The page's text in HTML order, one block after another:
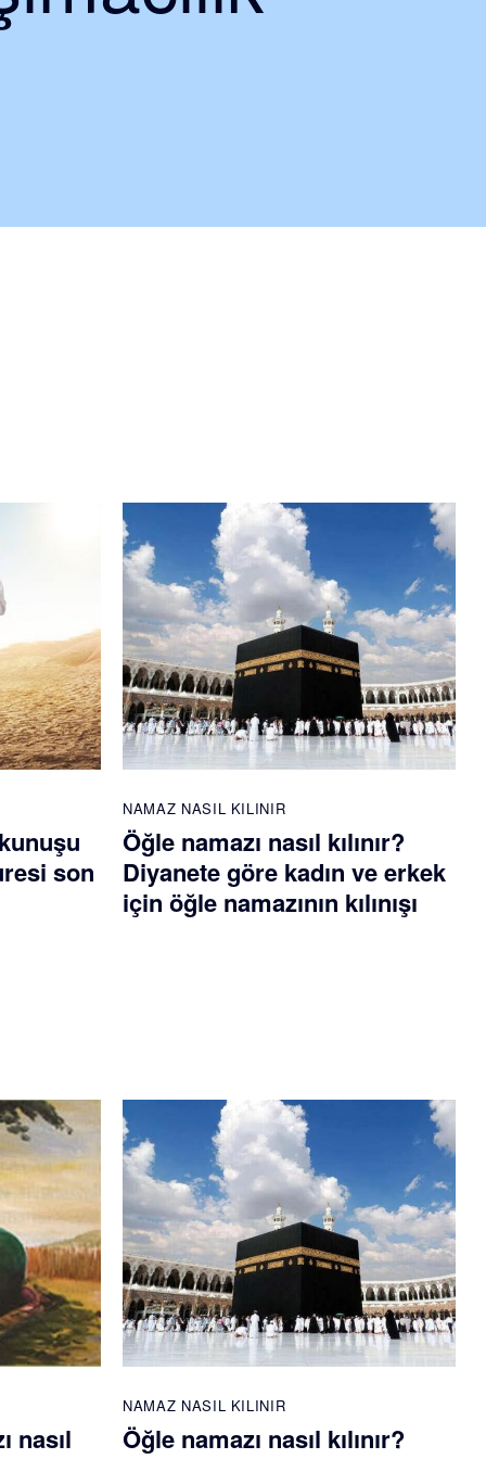
son
NAMAZ NASIL KILINIR
Öğle namazı nasıl kılınır?
Diyanete göre kadın ve erkek
için öğle namazının kılınışı
nasıl
NAMAZ NASIL KILINIR
Öğle namazı nasıl kılınır?